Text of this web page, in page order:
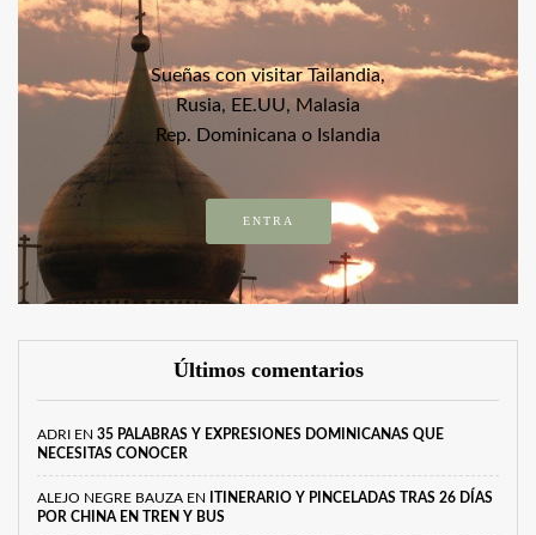
Sueñas con visitar Tailandia,
Rusia, EE.UU, Malasia
Rep. Dominicana o Islandia
ENTRA
Últimos comentarios
ADRI EN 35 PALABRAS Y EXPRESIONES DOMINICANAS QUE
NECESITAS CONOCER
ALEJO NEGRE BAUZA EN
ITINERARIO Y PINCELADAS TRAS 26 DÍAS
POR CHINA EN TREN Y BUS